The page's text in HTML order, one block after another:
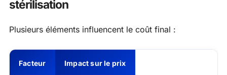
stérilisation
Plusieurs éléments influencent le coût final :
Facteur Impact sur le prix